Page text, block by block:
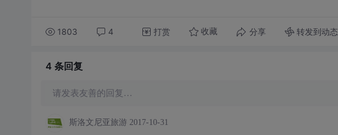
1803 4 打赏 收藏 分享 转发到动态
4 条回复
请发表友善的回复…
斯洛文尼亚旅游 2017-10-31